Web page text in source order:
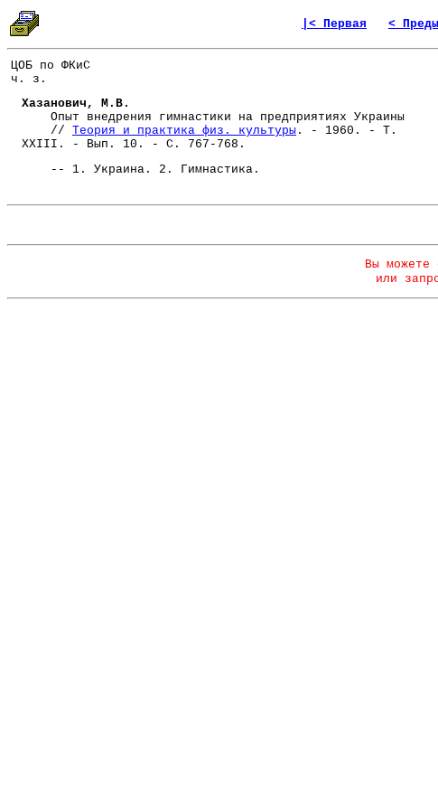
|< Первая <
ЦОБ по ФКиС
ч. з.
Хазанович, М.В.
Опыт внедрения гимнастики на предприятиях Украины
// Теория и практика физ. культуры . - 1960. - Т.
XXIII. - Вып. 10. - С. 767-768.
-- 1. Украина. 2. Гимнастика.
Вы можете
или